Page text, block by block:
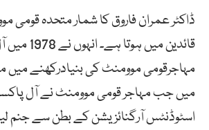
ڈاکٹر عمران فاروق کا شمار متحدہ قومی
قائدین میں
میں جب مہاجر قومی موومنٹ نے آل
اسٹوڈنٹس آرگنائزیشن کے بطن سے جنم